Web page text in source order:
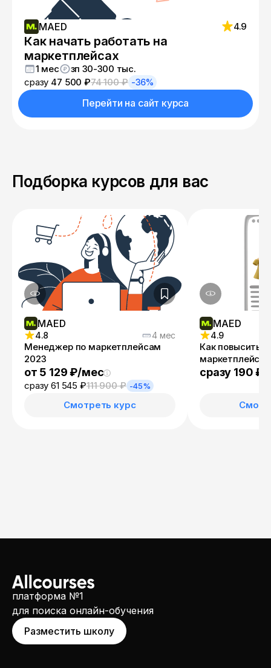
MAED 4.9
Как начать работать на
маркетплейсах
1 мес
зп 30-300 тыс.
сразу 47 500 ₽74 100 ₽ -36%
Перейти на сайт курса
Подборка курсов для вас
MAED
4.8 4 мес
Менеджер по маркетплейсам
2023
от 5 129 ₽/мес
сразу 61 545 ₽111 900 ₽ -45%
Смотреть курс
MAED
4.9
Как повысить
маркетплейсах
сразу 190 ₽
платформа №1
для поиска онлайн-обучения
Разместить школу